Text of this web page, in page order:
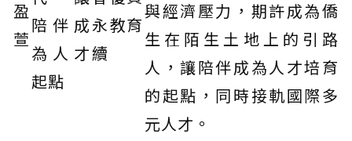
盈
萱
陪伴成
為人才
起點
永
續
教育
與經濟壓力，期許成為僑
生在陌生土地上的引路
人，讓陪伴成為人才培育
的起點，同時接軌國際多
元人才。